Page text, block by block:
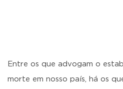
Entre os que advogam o
morte em nosso país, há os